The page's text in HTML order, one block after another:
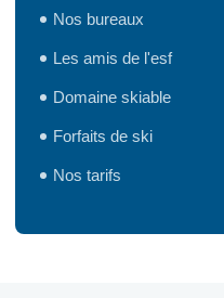
Nos bureaux
Les amis de l'esf
Domaine skiable
Forfaits de ski
Nos tarifs